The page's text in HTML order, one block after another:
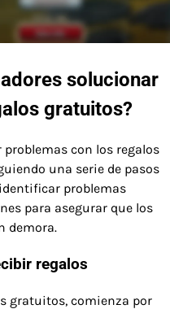
solucionar
gratuitos?
con los regalos
una serie de pasos
problemas
para asegurar que los
demora.
regalos
gratuitos, comienza por